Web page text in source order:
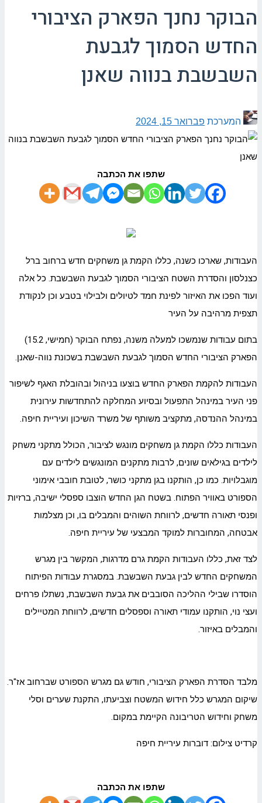
הבוקר נחנך הפארק הציבורי
החדש הסמוך לגבעת
השבשבת בנווה שאנן
המערכת פברואר 15, 2024
שתפו את הכתבה
העבודות, שארכו כשנה, כללו הקמת גן משחקים חדש ברחוב ברל
כצנלסון והסדרת השטח הציבורי הסמוך לגבעת השבשבת. כל אלה
ועוד הפכו את האיזור לפינת חמד לטיולים ולבילוי בטבע וכן לנקודת
תצפית מרהיבה על העיר
בתום עבודות שנמשכו למעלה משנה, נפתח הבוקר (חמישי, 15.2)
הפארק הציבורי החדש הסמוך לגבעת השבשבת בשכונת נווה-שאנן.
העבודות להקמת הפארק החדש בוצעו בניהול ובהובלת האגף לשיפור
פני העיר במינהל התפעול ובסיוע המחלקה להתחדשות עירונית
במינהל ההנדסה, מתקציב משותף של משרד השיכון ועיריית חיפה.
העבודות כללו הקמת גן משחקים מונגש לציבור, הכולל מתקני משחק
לילדים בגילאים שונים, לרבות מתקנים המונגשים לילדים עם
מוגבלויות. כמו כן, הותקנו בגן מתקני כושר, לטובת חובבי אימוני
הספורט באוויר הפתוח. בשטח הגן החדש הוצבו ספסלי ישיבה, ברזיות
ופנסי תאורה חדשים, לרווחת השוהים והמבלים בו, וכן מצלמות
אבטחה, המחוברות למוקד המבצעי של עיריית חיפה.
לצד זאת, כללו העבודות הקמת גרם מדרגות, המקשר בין מגרש
המשחקים החדש לבין גבעת השבשבת. במסגרת עבודות הפיתוח
הוסדרו שבילי ההליכה הסובבים את גבעת השבשבת, נשתלו פרחים
ועצי נוי, הותקנו עמודי תאורה וספסלים חדשים, לרווחת המטיילים
והמבלים באיזור.
מלבד הסדרת הפארק הציבורי, חודש גם מגרש הספורט שברחוב אז"ר.
שיקום המגרש כלל חידוש המשטח וצביעתו, התקנת שערים וסלי
משחק וחידוש הטריבונה הקיימת במקום.
קרדיט צילום: דוברות עיריית חיפה
שתפו את הכתבה